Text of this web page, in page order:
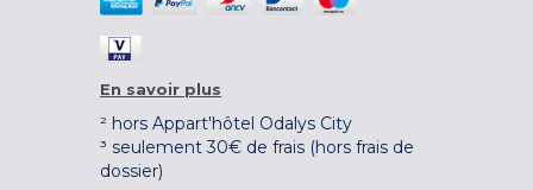
En savoir plus
² hors Appart'hôtel Odalys City
³ seulement 30€ de frais (hors frais de
dossier)